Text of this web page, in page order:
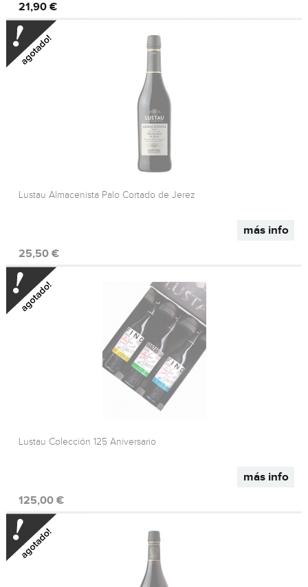
21,90 €
más info
Lustau Almacenista Palo Cortado de Jerez
25,50 €
más info
Lustau Colección 125 Aniversario
125,00 €